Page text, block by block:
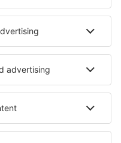
Unterkunft in Elend